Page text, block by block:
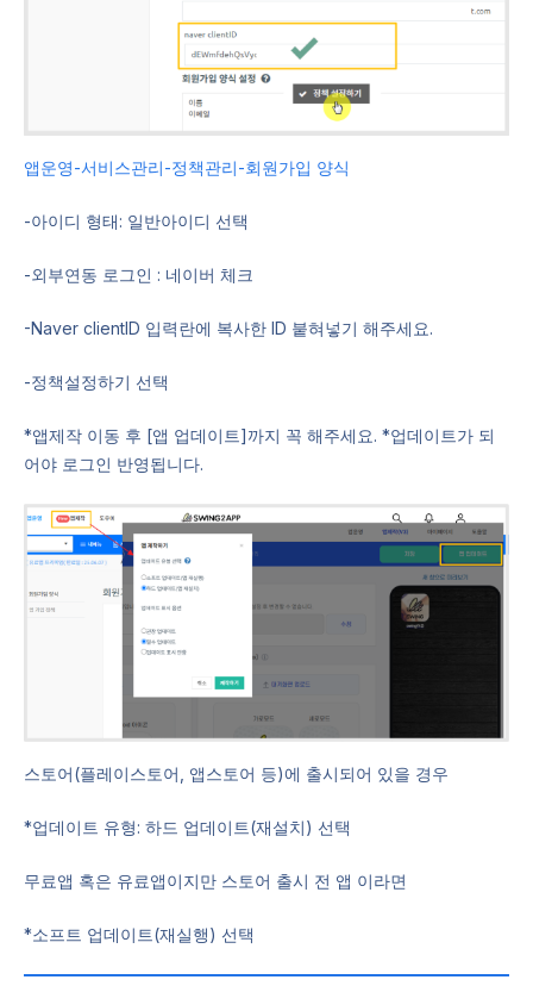
앱운영-서비스관리-정책관리-회원가입 양식
-아이디 형태: 일반아이디 선택
-외부연동 로그인 : 네이버 체크
-Naver clientID 입력란에 복사한 ID 붙혀넣기 해주세요.
-정책설정하기 선택
*앱제작 이동 후 [앱 업데이트]까지 꼭 해주세요. *업데이트가 되
어야 로그인 반영됩니다.
스토어(플레이스토어, 앱스토어 등)에 출시되어 있을 경우
*업데이트 유형: 하드 업데이트(재설치) 선택
무료앱 혹은 유료앱이지만 스토어 출시 전 앱 이라면
*소프트 업데이트(재실행) 선택